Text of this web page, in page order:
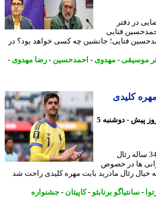
دفتر
فتایی
فتایی؛ جانشین چه کسی خواهد بود؟ در
-مهدوی-احمدحسین-رضا مهدوی-
کلیدی
11 روز پیش - دوشنبه 5
دروازه بان باتجربه و 34 ساله رئال
ها در خصوص
مادرید بابت مهره کلیدی راحت شد
سانتیاگو برنابئو -کاپیتان-جشنواره